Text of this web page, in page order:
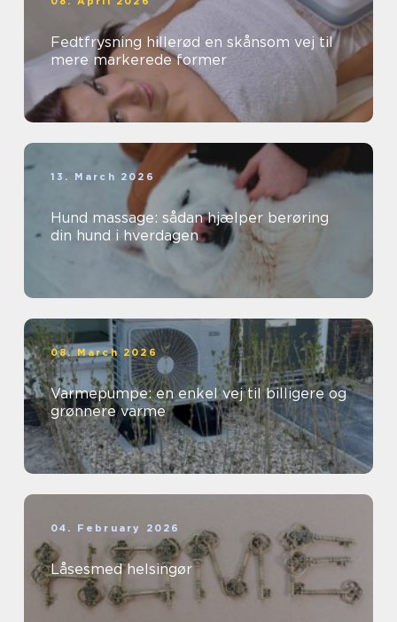
Fedtfrysning hillerød en skånsom vej til
mere markerede former
13. March 2026
Hund massage: sådan hjælper berøring
din hund i hverdagen
08. March 2026
Varmepumpe: en enkel vej til billigere og
grønnere varme
04. February 2026
Låsesmed helsingør